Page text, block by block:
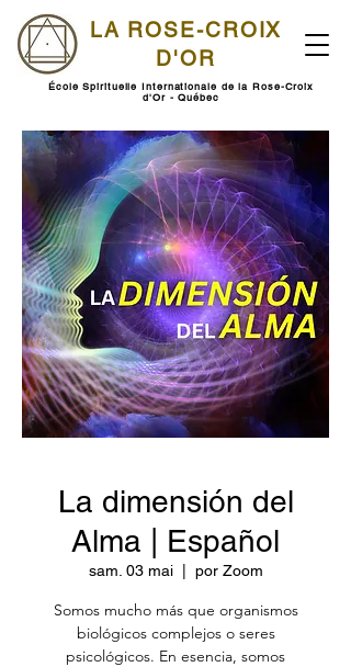
LA ROSE-CROIX
D'OR
École Spirituelle Internationale de la Rose-Croix
d'Or - Québec
La dimensión del
Alma | Español
sam. 03 mai
  |
por Zoom
Somos mucho más que organismos
biológicos complejos o seres
psicológicos. En esencia, somos